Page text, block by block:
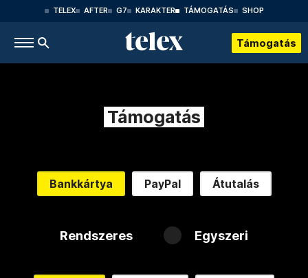
TELEX AFTER G7 KARAKTER TÁMOGATÁS SHOP
Támogatás
Támogatás
Bankkártya PayPal Átutalás
Rendszeres Egyszeri